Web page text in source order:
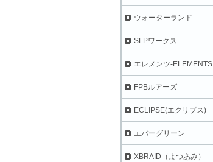
ウォーターランド
SLPワークス
エレメンツ-ELEMENTS
FPBルアーズ
ECLIPSE(エクリプス)
エバーグリーン
XBRAID（よつあみ）